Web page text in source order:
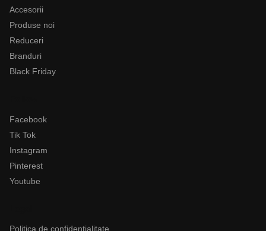
Accesorii
Produse noi
Reduceri
Branduri
Black Friday
Facebook
Tik Tok
Instagram
Pinterest
Youtube
Politica de confidentialitate